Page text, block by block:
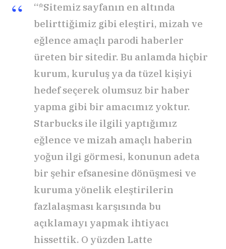
“*Sitemiz sayfanın en altında
belirttiğimiz gibi eleştiri, mizah ve
eğlence amaçlı parodi haberler
üreten bir sitedir. Bu anlamda hiçbir
kurum, kuruluş ya da tüzel kişiyi
hedef seçerek olumsuz bir haber
yapma gibi bir amacımız yoktur.
Starbucks ile ilgili yaptığımız
eğlence ve mizah amaçlı haberin
yoğun ilgi görmesi, konunun adeta
bir şehir efsanesine dönüşmesi ve
kuruma yönelik eleştirilerin
fazlalaşması karşısında bu
açıklamayı yapmak ihtiyacı
hissettik. O yüzden Latte